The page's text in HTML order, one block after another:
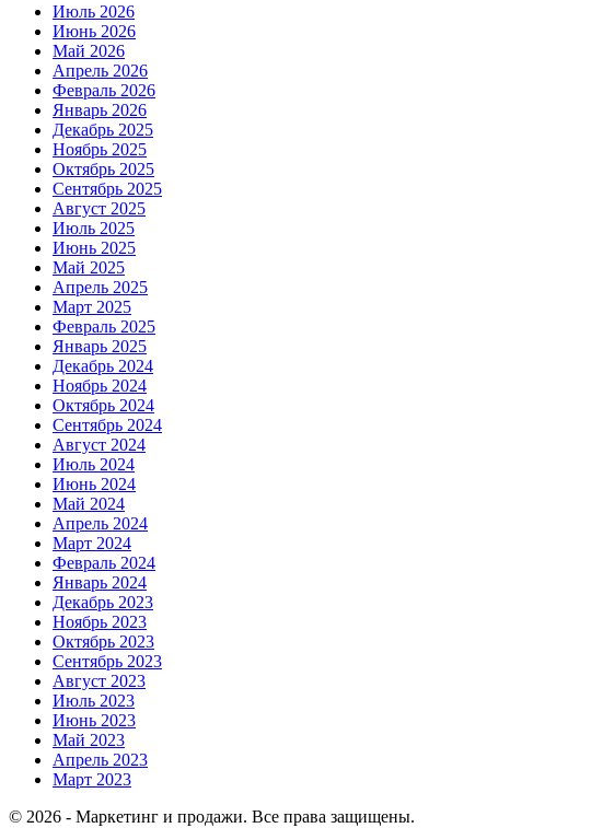
Июль 2026
Июнь 2026
Май 2026
Апрель 2026
Февраль 2026
Январь 2026
Декабрь 2025
Ноябрь 2025
Октябрь 2025
Сентябрь 2025
Август 2025
Июль 2025
Июнь 2025
Май 2025
Апрель 2025
Март 2025
Февраль 2025
Январь 2025
Декабрь 2024
Ноябрь 2024
Октябрь 2024
Сентябрь 2024
Август 2024
Июль 2024
Июнь 2024
Май 2024
Апрель 2024
Март 2024
Февраль 2024
Январь 2024
Декабрь 2023
Ноябрь 2023
Октябрь 2023
Сентябрь 2023
Август 2023
Июль 2023
Июнь 2023
Май 2023
Апрель 2023
Март 2023
© 2026 - Маркетинг и продажи. Все права защищены.